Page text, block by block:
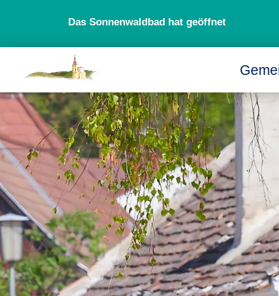
Das Sonnenwaldbad hat geöffnet